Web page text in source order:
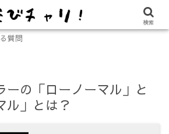
キックボード「LUUP（ループ）」の始め方
質問
ーの「ローノーマル」と
ル」とは？
検索